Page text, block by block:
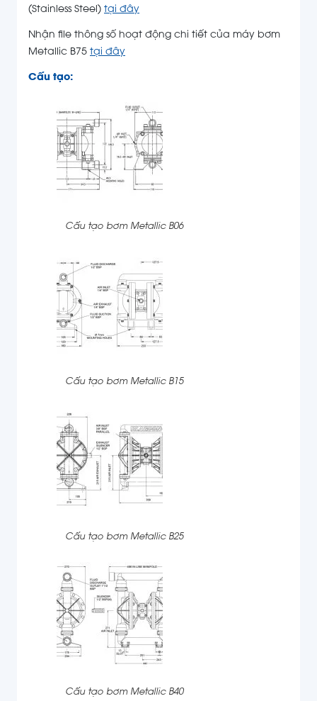
(Stainless Steel) tại đây
Nhận file thông số hoạt động chi tiết của máy bơm
Metallic B75 tại đây
Cấu tạo:
Cấu tạo bơm Metallic B06
Cấu tạo bơm Metallic B15
Cấu tạo bơm Metallic B25
Cấu tạo bơm Metallic B40